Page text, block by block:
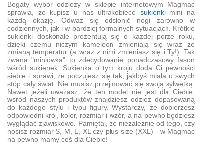
Bogaty wybór odzieży w sklepie internetowym Magmac
sprawia, że kupisz u nas ultrakobiece sukienkimini na
każdą okazję. Odważ się odsłonić nogi zarówno w
codziennych, jak i w bardziej formalnych sytuacjach. Krótkie
sukienki doskonale prezentują się o każdej porze roku,
dzięki czemu niczym kameleon zmieniają się wraz ze
zmianą temperatur (a wraz z nimi zmieniasz się i Ty!). Tak
zwana "miniówka" to zdecydowanie ponadczasowy fason
wśród sukienek. Sukienka o tym kroju doda Ci pewności
siebie i sprawi, że poczujesz się tak, jakbyś miała u swych
stóp cały świat. Nie musisz przejmować się swoją sylwetką.
Nawet jeżeli uważasz, że ten model nie jest dla Ciebie,
wśród naszych produktów znajdziesz odzież dopasowaną
do każdego stylu i typu figury. Wystarczy, że dobierzesz
odpowiedni krój, kolor, rozmiar i wzór, a na pewno będziesz
wyglądać zjawiskowo. Pamiętaj, że niezależnie od tego, czy
nosisz rozmiar S, M, L, XL czy plus size (XXL) - w Magmac
na pewno mamy coś dla Ciebie!